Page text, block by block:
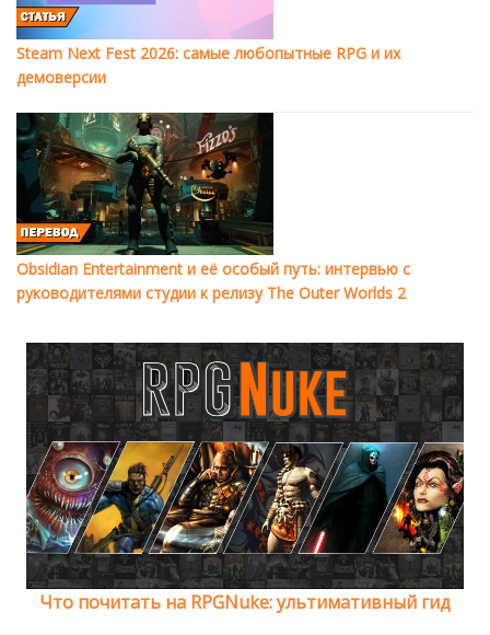
Steam Next Fest 2026: самые любопытные RPG и их
демоверсии
Obsidian Entertainment и её особый путь: интервью с
руководителями студии к релизу The Outer Worlds 2
Что почитать на RPGNuke: ультимативный гид